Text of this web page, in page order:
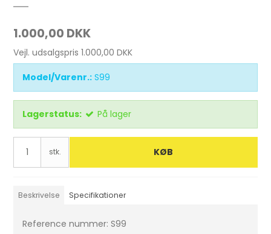
1.000,00 DKK
Vejl. udsalgspris 1.000,00 DKK
Model/Varenr.: S99
Lagerstatus: På lager
stk. KØB
Beskrivelse Specifikationer
Reference nummer: S99